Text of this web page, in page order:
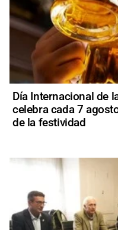
Día Internacional de
celebra cada 7
de la festividad